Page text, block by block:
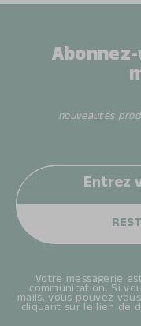
nouveautés
Votre messagerie
communication. Si
mails, vous pouvez
cliquant sur le lien de